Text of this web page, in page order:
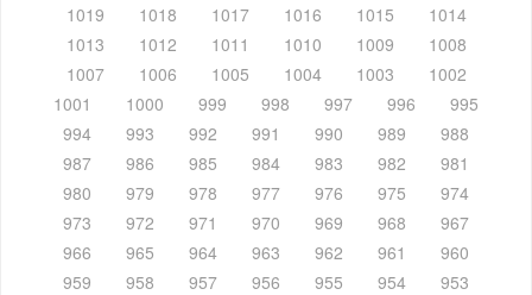
1019
1018 1017 1016 1015
1014
1013
1012 1011 1010 1009
1008
1007
1006 1005 1004 1003
1002
1001
1000 999 998 997 996
995
994
993 992 991 990 989
988
987
986 985 984 983 982
981
980
979 978 977 976 975
974
973
972 971 970 969 968
967
966
965 964 963 962 961
960
959
958 957 956 955 954
953